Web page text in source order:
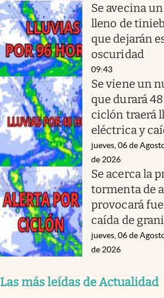
Se avecina
lleno de
que dejarán
oscuridad
09:43
Se viene un
que durará
ciclón traerá
eléctrica y
jueves, 06 de
de 2026
Se acerca la
tormenta de
provocará
caída de
jueves, 06 de
de 2026
Las más leídas de Actualidad